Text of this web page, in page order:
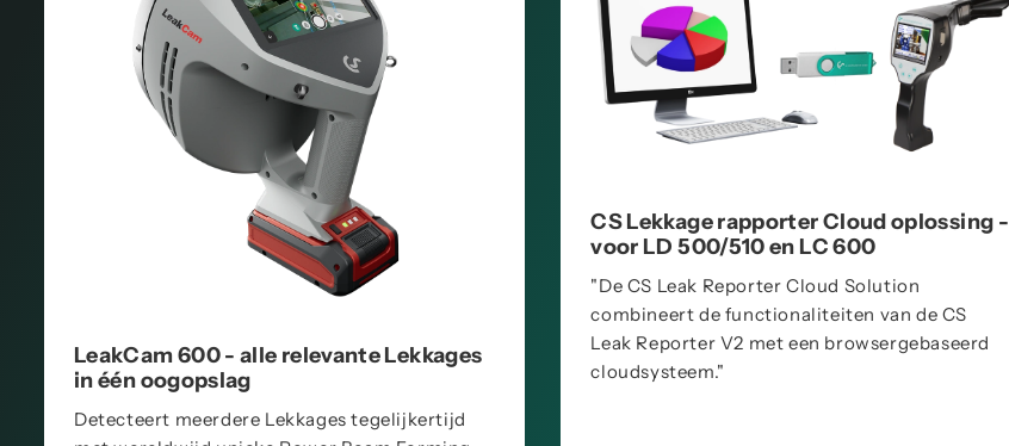
LeakCam 600 - alle relevante Lekkages
in één oogopslag
Detecteert meerdere Lekkages tegelijkertijd
CS Lekkage rapporter Cloud oplossing -
voor LD 500/510 en LC 600
"De CS Leak Reporter Cloud Solution
combineert de functionaliteiten van de CS
Leak Reporter V2 met een browsergebaseerd
cloudsysteem."